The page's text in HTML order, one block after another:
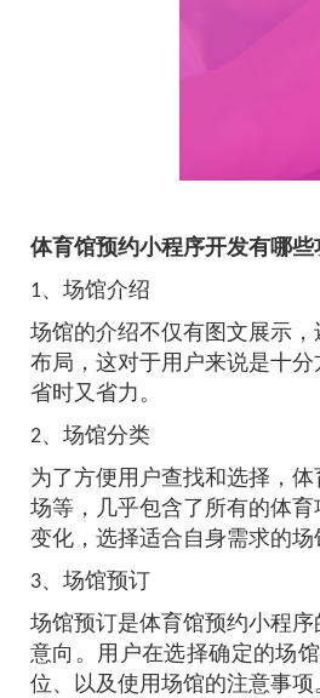
体育馆预约小程序开发有哪些
1、场馆介绍
场馆的介绍不仅有图文展示
布局，这对于用户来说是十
省时又省力。
2、场馆分类
为了方便用户查找和选择， 体
场等，几乎包含了所有的体
变化，选择适合自身需求的场
3、场馆预订
场馆预订是体育馆预约小程序
意向。用户在选择确定的场
位、以及使用场馆的注意事